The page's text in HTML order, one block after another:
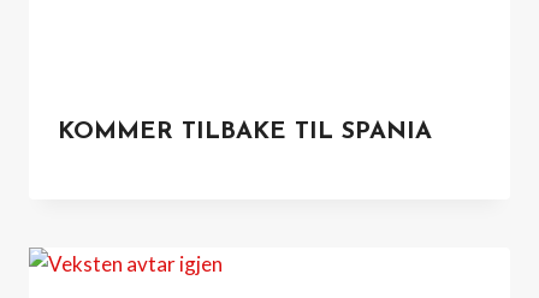
KOMMER TILBAKE TIL SPANIA